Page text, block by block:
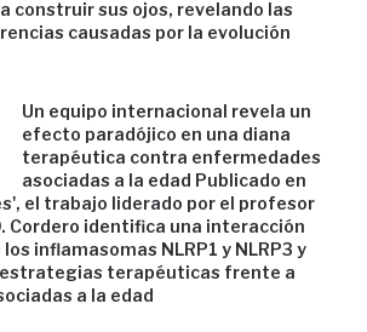
construir sus ojos, revelando las
causadas por la evolución
Un equipo internacional revela un
efecto paradójico en una diana
terapéutica contra enfermedades
asociadas a la edad Publicado en
el trabajo liderado por el profesor
Cordero identifica una interacción
inflamasomas NLRP1 y NLRP3 y
terapéuticas frente a
a la edad